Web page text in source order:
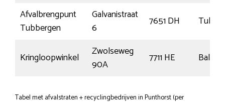
Afvalbrengpunt
Tubbergen
Galvanistraat
6
7651 DH
Kringloopwinkel
Zwolseweg
90A
7711 HE
Tabel met afvalstraten + recyclingbedrijven in Punthorst (per